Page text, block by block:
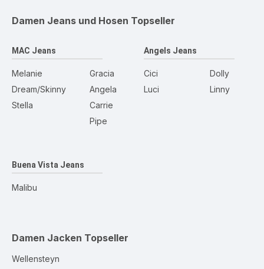
Damen Jeans und Hosen Topseller
MAC Jeans
Melanie
Dream/Skinny
Stella
Gracia
Angela
Carrie
Pipe
Angels Jeans
Cici
Luci
Dolly
Linny
Buena Vista Jeans
Malibu
Damen Jacken Topseller
Wellensteyn